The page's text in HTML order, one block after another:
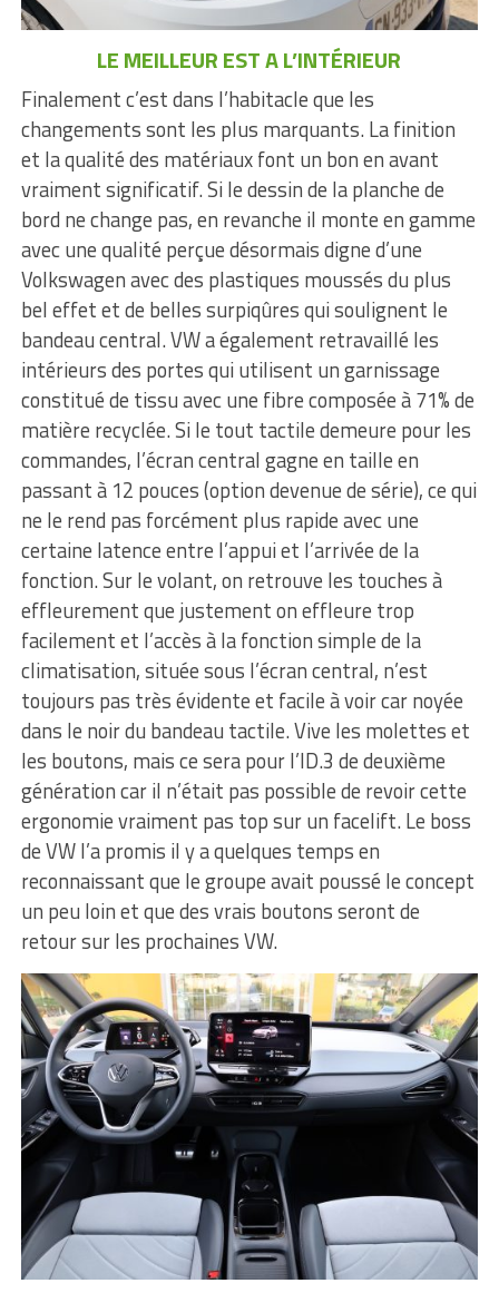
LE MEILLEUR EST A L’INTÉRIEUR
Finalement c’est dans l’habitacle que les
changements sont les plus marquants. La finition
et la qualité des matériaux font un bon en avant
vraiment significatif. Si le dessin de la planche de
bord ne change pas, en revanche il monte en gamme
avec une qualité perçue désormais digne d’une
Volkswagen avec des plastiques moussés du plus
bel effet et de belles surpiqûres qui soulignent le
bandeau central. VW a également retravaillé les
intérieurs des portes qui utilisent un garnissage
constitué de tissu avec une fibre composée à 71% de
matière recyclée. Si le tout tactile demeure pour les
commandes, l’écran central gagne en taille en
passant à 12 pouces (option devenue de série), ce qui
ne le rend pas forcément plus rapide avec une
certaine latence entre l’appui et l’arrivée de la
fonction. Sur le volant, on retrouve les touches à
effleurement que justement on effleure trop
facilement et l’accès à la fonction simple de la
climatisation, située sous l’écran central, n’est
toujours pas très évidente et facile à voir car noyée
dans le noir du bandeau tactile. Vive les molettes et
les boutons, mais ce sera pour l’ID.3 de deuxième
génération car il n’était pas possible de revoir cette
ergonomie vraiment pas top sur un facelift. Le boss
de VW l’a promis il y a quelques temps en
reconnaissant que le groupe avait poussé le concept
un peu loin et que des vrais boutons seront de
retour sur les prochaines VW.